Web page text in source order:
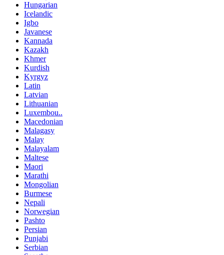
Hungarian
Icelandic
Igbo
Javanese
Kannada
Kazakh
Khmer
Kurdish
Kyrgyz
Latin
Latvian
Lithuanian
Luxembou..
Macedonian
Malagasy
Malay
Malayalam
Maltese
Maori
Marathi
Mongolian
Burmese
Nepali
Norwegian
Pashto
Persian
Punjabi
Serbian